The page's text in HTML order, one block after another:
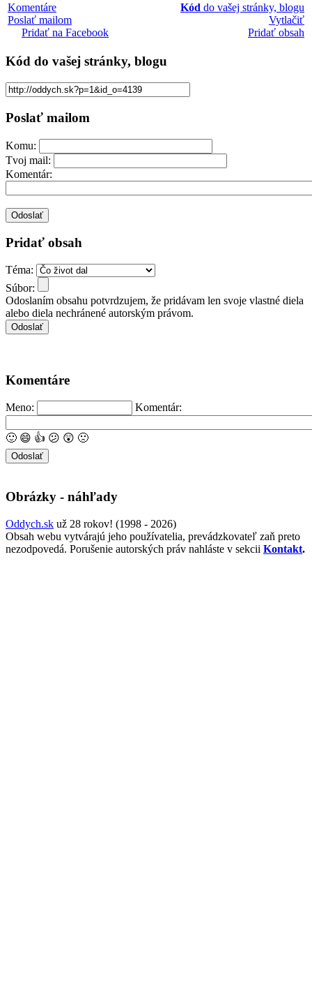
Komentáre
Poslať mailom
Pridať na Facebook
Kód do vašej stránky, blogu
Vytlačiť
Pridať obsah
Kód do vašej stránky, blogu
Poslať mailom
Komu:
Tvoj mail:
Komentár:
Pridať obsah
Téma:
Súbor:
Odoslaním obsahu potvrdzujem, že pridávam len svoje vlastné diela
alebo diela nechránené autorským právom.
Komentáre
Meno: Komentár:
🙂 😄 👍 😕 😲 🙁
Obrázky - náhľady
Oddych.sk už 28 rokov! (1998 - 2026)
Obsah webu vytvárajú jeho používatelia, prevádzkovateľ zaň preto
nezodpovedá. Porušenie autorských práv nahláste v sekcii Kontakt.